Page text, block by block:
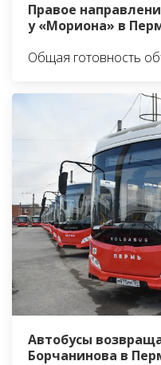
Правое
у «Мориона» в
Общая готовность
Автобусы
Борчанинова в